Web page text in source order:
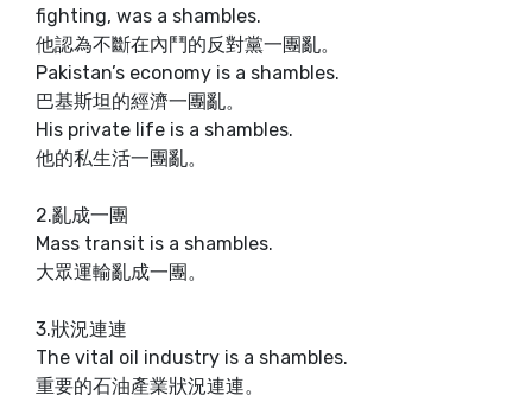
fighting, was a shambles.
他認為不斷在內鬥的反對黨一團亂。
Pakistan’s economy is a shambles.
巴基斯坦的經濟一團亂。
His private life is a shambles.
他的私生活一團亂。
2.亂成一團
Mass transit is a shambles.
大眾運輸亂成一團。
3.狀況連連
The vital oil industry is a shambles.
重要的石油產業狀況連連。